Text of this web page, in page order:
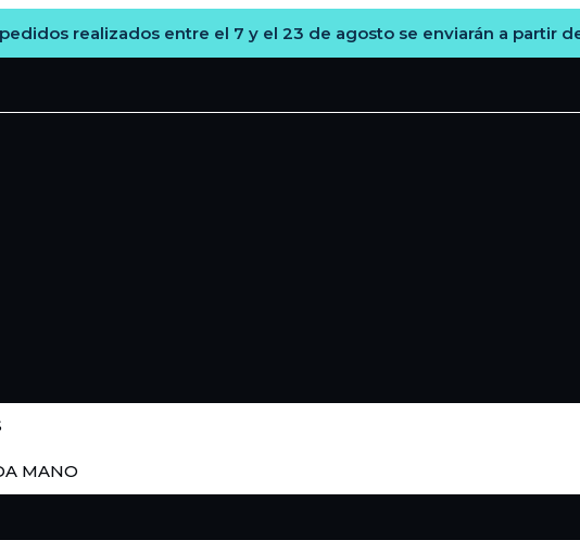
realizados entre el 7 y el 23 de agosto se enviarán a partir
MANO